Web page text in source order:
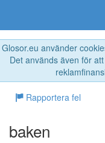
Glosor.eu använder
Det används även för
Rapportera fel
baken